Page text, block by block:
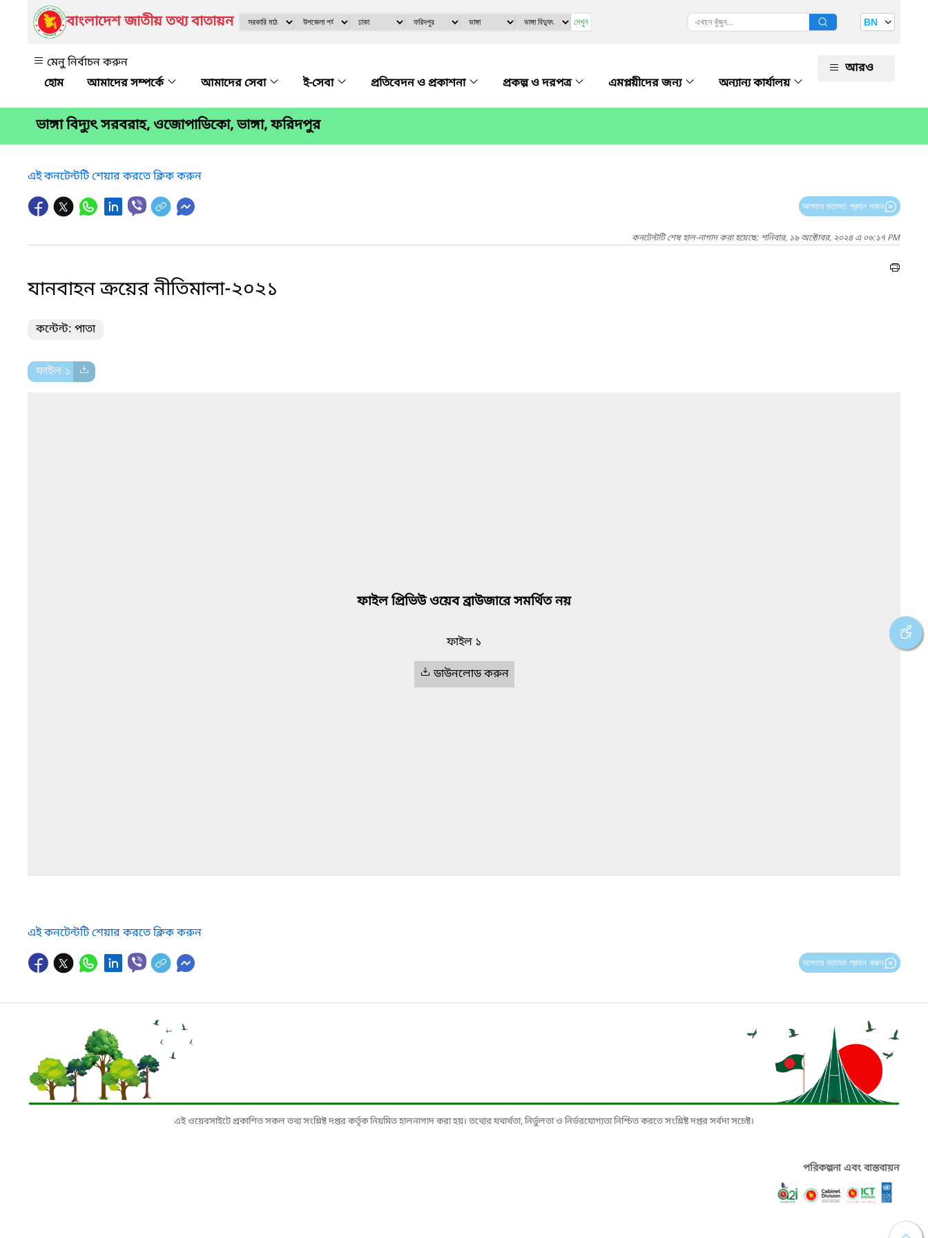
বাংলাদেশ জাতীয় তথ্য বাতায়ন দেখুন BN
মেনু নির্বাচন করুন
আমাদের সম্পর্কে
আমাদের সেবা ই-সেবা প্রতিবেদন ও প্রকাশনা প্রকল্প ও দরপত্র এমপ্লয়ীদের জন্য অন্যান্য কার্যালয়
আরও
ভাঙ্গা বিদ্যুৎ সরবরাহ, ওজোপাডিকো, ভাঙ্গা, ফরিদপুর
এই কনটেন্টটি শেয়ার করতে ক্লিক করুন
আপনার মতামত প্রদান করুন
কনটেন্টটি শেষ হাল-নাগাদ করা হয়েছে: শনিবার, ১৯ অক্টোবর, ২০২৪ এ ০৬:১৭ PM
যানবাহন ক্রয়ের নীতিমালা-২০২১
কন্টেন্ট: পাতা
ফাইল ১
ফাইল প্রিভিউ ওয়েব ব্রাউজারে সমর্থিত নয়
ফাইল ১
ডাউনলোড করুন
এই কনটেন্টটি শেয়ার করতে ক্লিক করুন
আপনার মতামত প্রদান করুন
এই ওয়েবসাইটে প্রকাশিত সকল তথ্য সংশ্লিষ্ট দপ্তর কর্তৃক নিয়মিত হালনাগাদ করা হয়। তথ্যের যথার্থতা, নির্ভুলতা ও নির্ভরযোগ্যতা নিশ্চিত করতে সংশ্লিষ্ট দপ্তর সর্বদা সচেষ্ট।
পরিকল্পনা এবং বাস্তবায়ন